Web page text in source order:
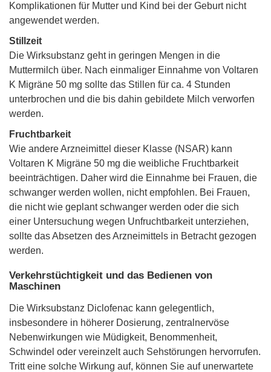
Komplikationen für Mutter und Kind bei der Geburt nicht
angewendet werden.
Stillzeit
Die Wirksubstanz geht in geringen Mengen in die
Muttermilch über. Nach einmaliger Einnahme von Voltaren
K Migräne 50 mg sollte das Stillen für ca. 4 Stunden
unterbrochen und die bis dahin gebildete Milch verworfen
werden.
Fruchtbarkeit
Wie andere Arzneimittel dieser Klasse (NSAR) kann
Voltaren K Migräne 50 mg die weibliche Fruchtbarkeit
beeinträchtigen. Daher wird die Einnahme bei Frauen, die
schwanger werden wollen, nicht empfohlen. Bei Frauen,
die nicht wie geplant schwanger werden oder die sich
einer Untersuchung wegen Unfruchtbarkeit unterziehen,
sollte das Absetzen des Arzneimittels in Betracht gezogen
werden.
Verkehrstüchtigkeit und das Bedienen von
Maschinen
Die Wirksubstanz Diclofenac kann gelegentlich,
insbesondere in höherer Dosierung, zentralnervöse
Nebenwirkungen wie Müdigkeit, Benommenheit,
Schwindel oder vereinzelt auch Sehstörungen hervorrufen.
Tritt eine solche Wirkung auf, können Sie auf unerwartete